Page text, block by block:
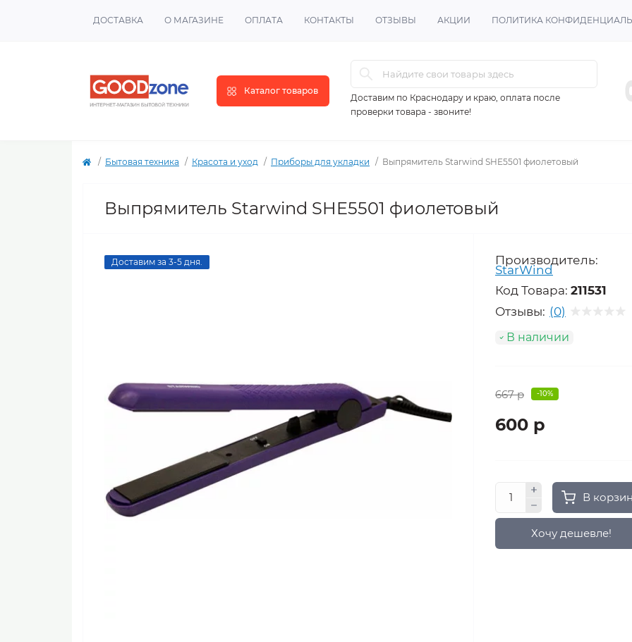
ДОСТАВКА О МАГАЗИНЕ ОПЛАТА КОНТАКТЫ ОТЗЫВЫ АКЦИИ ПОЛИТИКА
Каталог товаров
Доставим по Краснодару и краю, оплата после
проверки товара - звоните!
Бытовая техника Красота и уход Приборы для укладки Выпрямитель Starwind SHE5501 фиолетовый
Выпрямитель Starwind SHE5501 фиолетовый
Доставим за 3-5 дня. Производитель:
StarWind
Код Товара: 211531
Отзывы: (0)
В наличии
667 р -10%
600 р
В
Хочу дешевле!